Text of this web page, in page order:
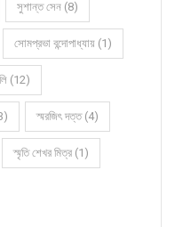
সুশান্ত সেন (8)
সোমপ্রভা বন্দোপাধ্যায় (1)
(12)
স্মরজিৎ দত্ত (4)
স্মৃতি শেখর মিত্র (1)